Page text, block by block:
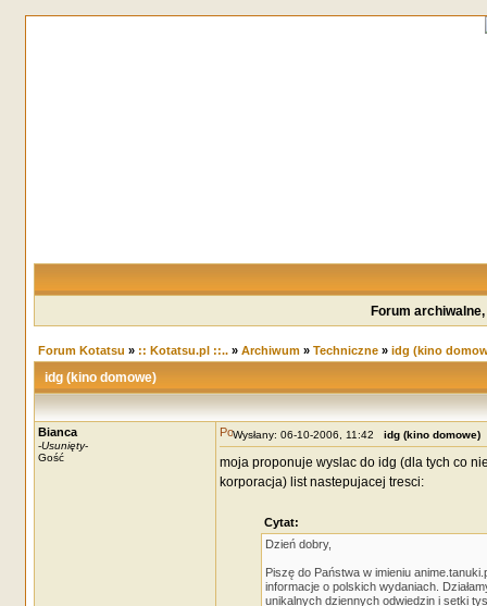
Forum
Forum Kotatsu » :: Kotatsu.pl ::..» Archiwum» Techniczne» idg (kino
idg (kino domowe)
Bianca
-Usunięty-
Gość
Wysłany: 06-10-2006, 11:42 idg (kino domowe)
moja proponuje wyslac do idg (dla tych co
korporacja) list nastepujacej tresci:
Cytat:
Dzień dobry,
Piszę do Państwa w imieniu
informacje o polskich wydaniach.
unikalnych dziennych odwiedzin i setki